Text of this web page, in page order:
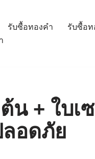
รับซื้อทองคำ รับซื้อท
น + ใบเ
ลอดภัย